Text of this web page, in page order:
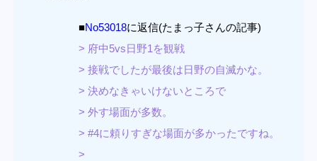
■No53018に返信(たまっ子さんの記事)
> 府中5vs日野1を観戦
> 接戦でしたが最後は日野の自滅かな。
> 決めなきゃいけないところで
> 外す場面が多数。
> #4に頼りすぎな場面が多かったですね。
>